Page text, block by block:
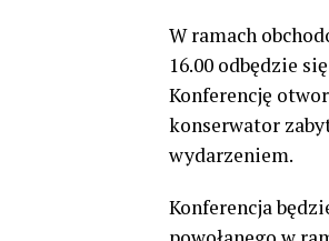
W ramach
16.00 odbędzie
Konferencję
konserwator
wydarzeniem.
Konferencja